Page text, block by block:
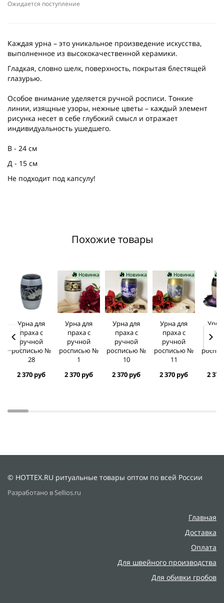
Ожидается поступление
Каждая урна – это уникальное произведение искусства,
выполненное из высококачественной керамики.
Гладкая, словно шелк, поверхность, покрытая блестящей
глазурью.
Особое внимание уделяется ручной росписи. Тонкие
линии, изящные узоры, нежные цветы – каждый элемент
рисунка несет в себе глубокий смысл и отражает
индивидуальность ушедшего.
В - 24 см
Д - 15 см
Не подходит под капсулу!
Похожие товары
Урна для
праха с
ручной
росписью №
28
2 370 руб
Новинка
Урна для
праха с
ручной
росписью №
1
2 370 руб
Новинка
Урна для
праха с
ручной
росписью №
10
2 370 руб
Новинка
Урна для
праха с
ручной
росписью №
11
2 370 руб
Урна
2
© HOTTEX.RU ритуальные товары оптом по всей России
Разработано в Sellios.ru
Главная
Доставка
Оплата
Для швейного производства
Для обивки гробов